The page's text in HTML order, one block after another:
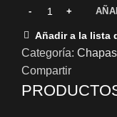
Añadir a la lista
Categoría: Chapas
Compartir